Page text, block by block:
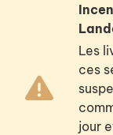
Les
ces
jour